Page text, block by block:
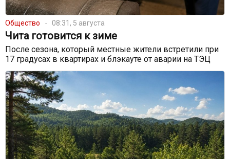
Общество 08:31, 5 августа
Чита готовится к зиме
После сезона, который местные жители встретили при
17 градусах в квартирах и блэкауте от аварии на ТЭЦ